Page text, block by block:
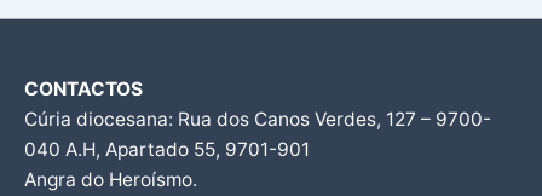
CONTACTOS
Cúria diocesana: Rua dos Canos Verdes, 127 – 9700-
040 A.H, Apartado 55, 9701-901
Angra do Heroísmo.